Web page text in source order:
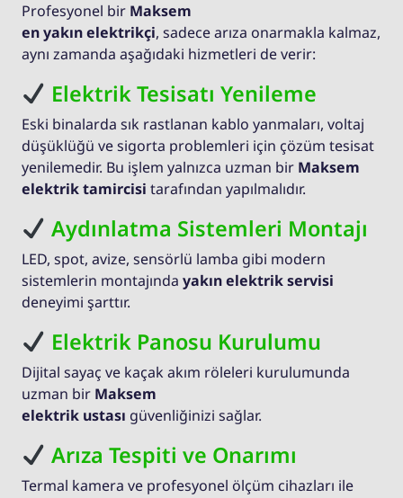
Profesyonel bir Maksem
en yakın elektrikçi, sadece arıza onarmakla kalmaz,
aynı zamanda aşağıdaki hizmetleri de verir:
Elektrik Tesisatı Yenileme
Eski binalarda sık rastlanan kablo yanmaları, voltaj
düşüklüğü ve sigorta problemleri için çözüm tesisat
yenilemedir. Bu işlem yalnızca uzman bir Maksem
elektrik tamircisi tarafından yapılmalıdır.
Aydınlatma Sistemleri Montajı
LED, spot, avize, sensörlü lamba gibi modern
sistemlerin montajında yakın elektrik servisi
deneyimi şarttır.
Elektrik Panosu Kurulumu
Dijital sayaç ve kaçak akım röleleri kurulumunda
uzman bir Maksem
elektrik ustası güvenliğinizi sağlar.
Arıza Tespiti ve Onarımı
Termal kamera ve profesyonel ölçüm cihazları ile